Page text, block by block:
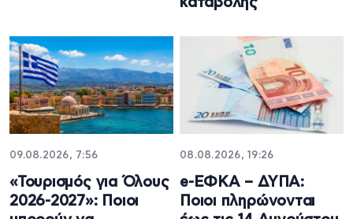
09.08.2026, 7:56
«Τουρισμός για Όλους
2026-2027»: Ποιοι
08.08.2026, 19:26
e-ΕΦΚΑ – ΔΥΠΑ:
Ποιοι πληρώνονται